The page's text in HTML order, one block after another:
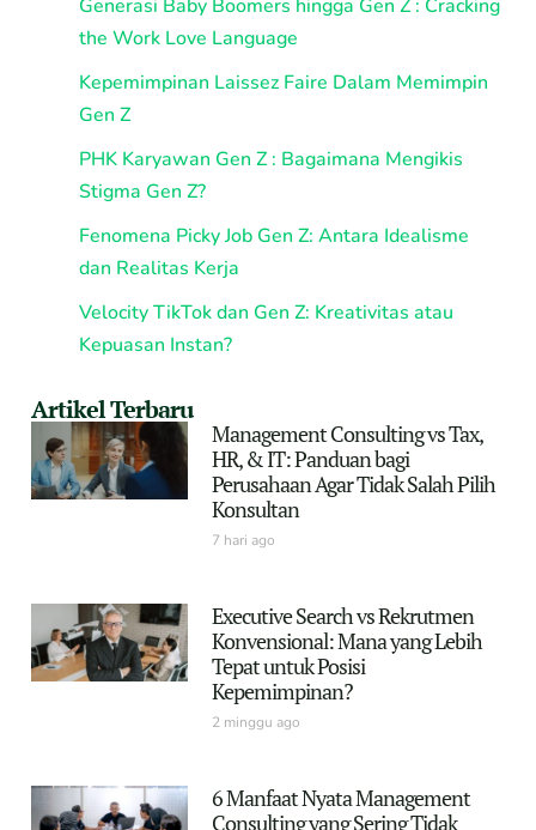
Generasi Baby Boomers hingga Gen Z : Cracking
the Work Love Language
Kepemimpinan Laissez Faire Dalam Memimpin
Gen Z
PHK Karyawan Gen Z : Bagaimana Mengikis
Stigma Gen Z?
Fenomena Picky Job Gen Z: Antara Idealisme
dan Realitas Kerja
Velocity TikTok dan Gen Z: Kreativitas atau
Kepuasan Instan?
Artikel Terbaru
Management Consulting vs Tax,
HR, & IT: Panduan bagi
Perusahaan Agar Tidak Salah Pilih
Konsultan
7 hari ago
Executive Search vs Rekrutmen
Konvensional: Mana yang Lebih
Tepat untuk Posisi
Kepemimpinan?
2 minggu ago
6 Manfaat Nyata Management
Consulting yang Sering Tidak